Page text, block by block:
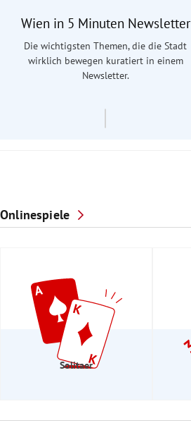
Wien in 5 Minuten Newsletter
Die wichtigsten Themen, die die Stadt
wirklich bewegen kuratiert in einem
Newsletter.
Onlinespiele
Solitaer